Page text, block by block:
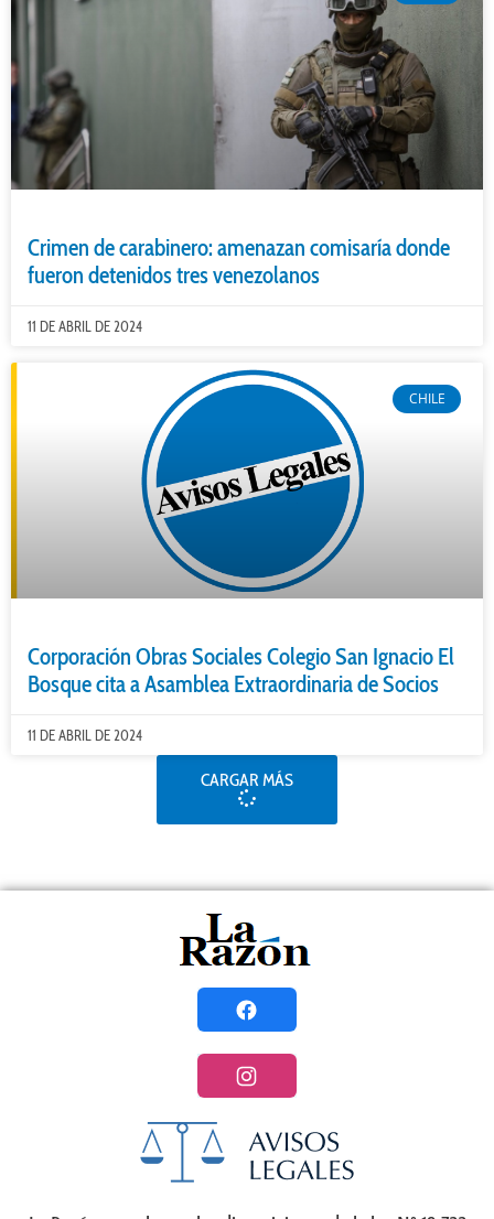
Crimen de carabinero: amenazan comisaría donde
fueron detenidos tres venezolanos
11 DE ABRIL DE 2024
CHILE
Corporación Obras Sociales Colegio San Ignacio El
Bosque cita a Asamblea Extraordinaria de Socios
11 DE ABRIL DE 2024
CARGAR MÁS